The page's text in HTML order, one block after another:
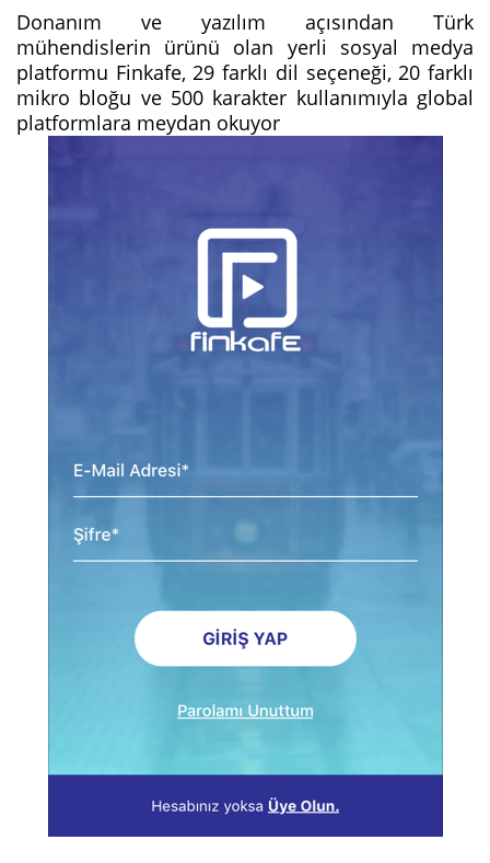
Donanım ve yazılım açısından Türk
mühendislerin ürünü olan yerli sosyal medya
platformu Finkafe, 29 farklı dil seçeneği, 20 farklı
mikro bloğu ve 500 karakter kullanımıyla global
platformlara meydan okuyor